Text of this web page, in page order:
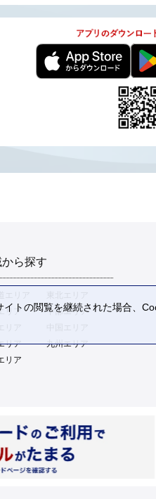
ら探す
リア
中部エリア
リア
九州エリア
リア
トの閲覧を継続された場合、